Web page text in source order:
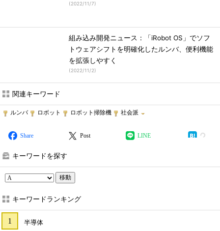
(2022/11/7)
組み込み開発ニュース：「iRobot OS」でソフ
トウェアシフトを明確化したルンバ、便利機能
を拡張しやすく
(2022/11/2)
関連キーワード
ルンバ ロボット ロボット掃除機 社会派
Share Post LINE
キーワードを探す
移動
キーワードランキング
半導体